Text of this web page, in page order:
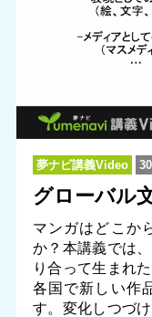
夢ナビ講義Video
グローバル
マンガはどこか
か？本講義では
り合って生まれ
各国で新しい作
す。変化しつづ